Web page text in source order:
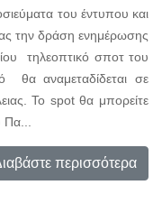
του έντυπου και
την δράση ενημέρωσης
τηλεοπτικό σποτ του
θα αναμεταδίδεται σε
Το spot θα μπορείτε
περισσότερα